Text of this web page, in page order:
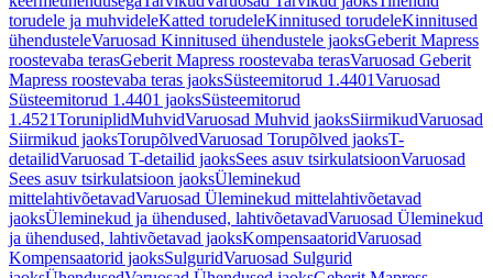
torudele ja muhvideleKatted torudeleKinnitused torudeleKinnitused
ühendusteleVaruosad Kinnitused ühendustele jaoksGeberit Mapress
roostevaba terasGeberit Mapress roostevaba terasVaruosad Geberit
Mapress roostevaba teras jaoksSüsteemitorud 1.4401Varuosad
Süsteemitorud 1.4401 jaoksSüsteemitorud
1.4521ToruniplidMuhvidVaruosad Muhvid jaoksSiirmikudVaruosad
Siirmikud jaoksTorupõlvedVaruosad Torupõlved jaoksT-
detailidVaruosad T-detailid jaoksSees asuv tsirkulatsioonVaruosad
Sees asuv tsirkulatsioon jaoksÜleminekud
mittelahtivõetavadVaruosad Üleminekud mittelahtivõetavad
jaoksÜleminekud ja ühendused, lahtivõetavadVaruosad Üleminekud
ja ühendused, lahtivõetavad jaoksKompensaatoridVaruosad
Kompensaatorid jaoksSulguridVaruosad Sulgurid